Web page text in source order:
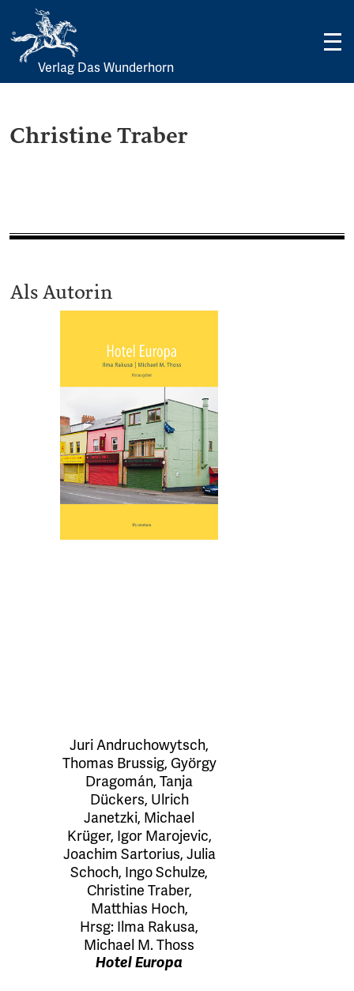
Skip
Verlag Das Wunderhorn
Christine Traber
Als Autorin
Juri Andruchowytsch,
Thomas Brussig, György
Dragomán, Tanja
Dückers, Ulrich
Janetzki, Michael
Krüger, Igor Marojevic,
Joachim Sartorius, Julia
Schoch, Ingo Schulze,
Christine Traber,
Matthias Hoch,
Hrsg: Ilma Rakusa,
Michael M. Thoss
Hotel Europa